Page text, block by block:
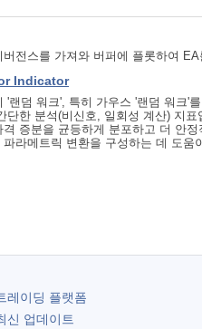
전스를 가져와 버퍼에 플롯하여
Indicator
'랜덤 워크', 특히 가우스 '랜덤 워크'
단한 분석(비신호, 일회성 계산) 지표
격 증분을 균등하게 분포하고 더 안
라메트릭 변환을 구성하는 데 도움
레이딩 플랫폼
신 업데이트